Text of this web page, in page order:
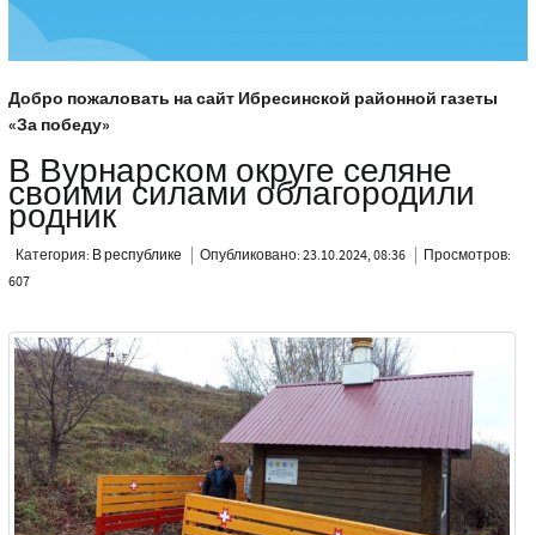
Добро пожаловать на сайт Ибресинской районной газеты
«За победу»
В Вурнарском округе селяне
своими силами облагородили
родник
Категория: В республике Опубликовано: 23.10.2024, 08:36
Просмотров:
607